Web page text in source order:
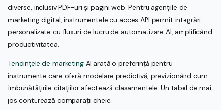
diverse, inclusiv PDF-uri și pagini web. Pentru agențiile de
marketing digital, instrumentele cu acces API permit integrări
personalizate cu fluxuri de lucru de automatizare AI, amplificând
productivitatea.
Tendințele de marketingAI arată o preferință pentru
instrumente care oferă modelare predictivă, previzionând cum
îmbunătățirile citațiilor afectează clasamentele. Un tabel de mai
jos conturează comparații cheie: